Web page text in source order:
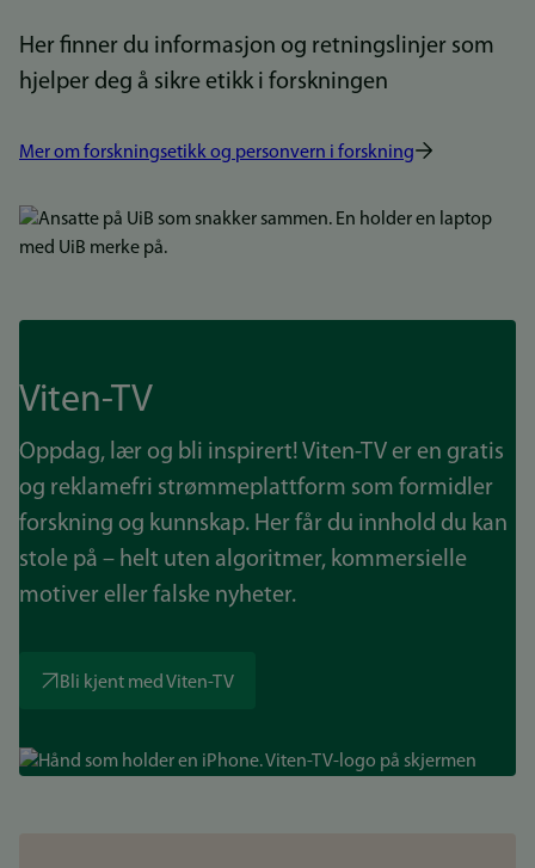
Her finner du informasjon og retningslinjer som
hjelper deg å sikre etikk i forskningen
Mer om forskningsetikk og personvern i forskning
Bilde
Viten-TV
Oppdag, lær og bli inspirert! Viten-TV er en gratis
og reklamefri strømmeplattform som formidler
forskning og kunnskap. Her får du innhold du kan
stole på – helt uten algoritmer, kommersielle
motiver eller falske nyheter.
Bli kjent med Viten-TV
Bilde